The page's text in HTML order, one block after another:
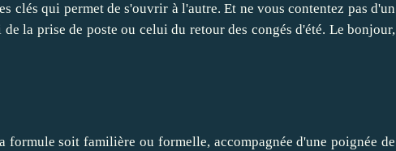
clés qui permet de s'ouvrir à l'autre. Et ne vous contentez pas d'un
la prise de poste ou celui du retour des congés d'été. Le bonjour,
formule soit familière ou formelle, accompagnée d'une poignée de